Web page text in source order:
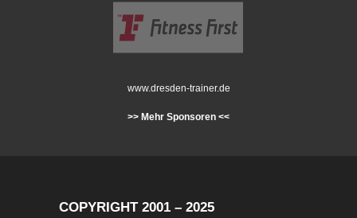
www.dresden-trainer.de
>> Mehr Sponsoren <<
COPYRIGHT 2001 – 2025